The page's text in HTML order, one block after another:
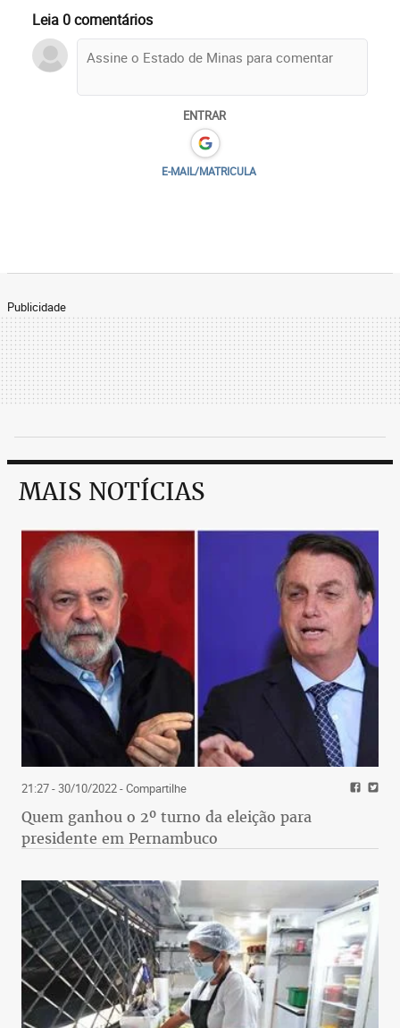
Leia 0 comentários
ENTRAR
E-MAIL/MATRICULA
Publicidade
MAIS NOTÍCIAS
21:27 - 30/10/2022- Compartilhe
Quem ganhou o 2º turno da eleição para
presidente em Pernambuco